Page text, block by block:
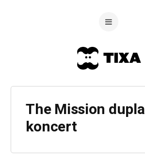
The Mission dupla
koncert